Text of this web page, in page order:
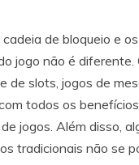
de bloqueio e
jogo não é
de slots, jogos de
todos os
jogos. Além disso,
tradicionais não se